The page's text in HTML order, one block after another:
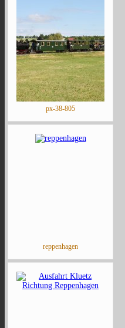
px-38-805
reppenhagen